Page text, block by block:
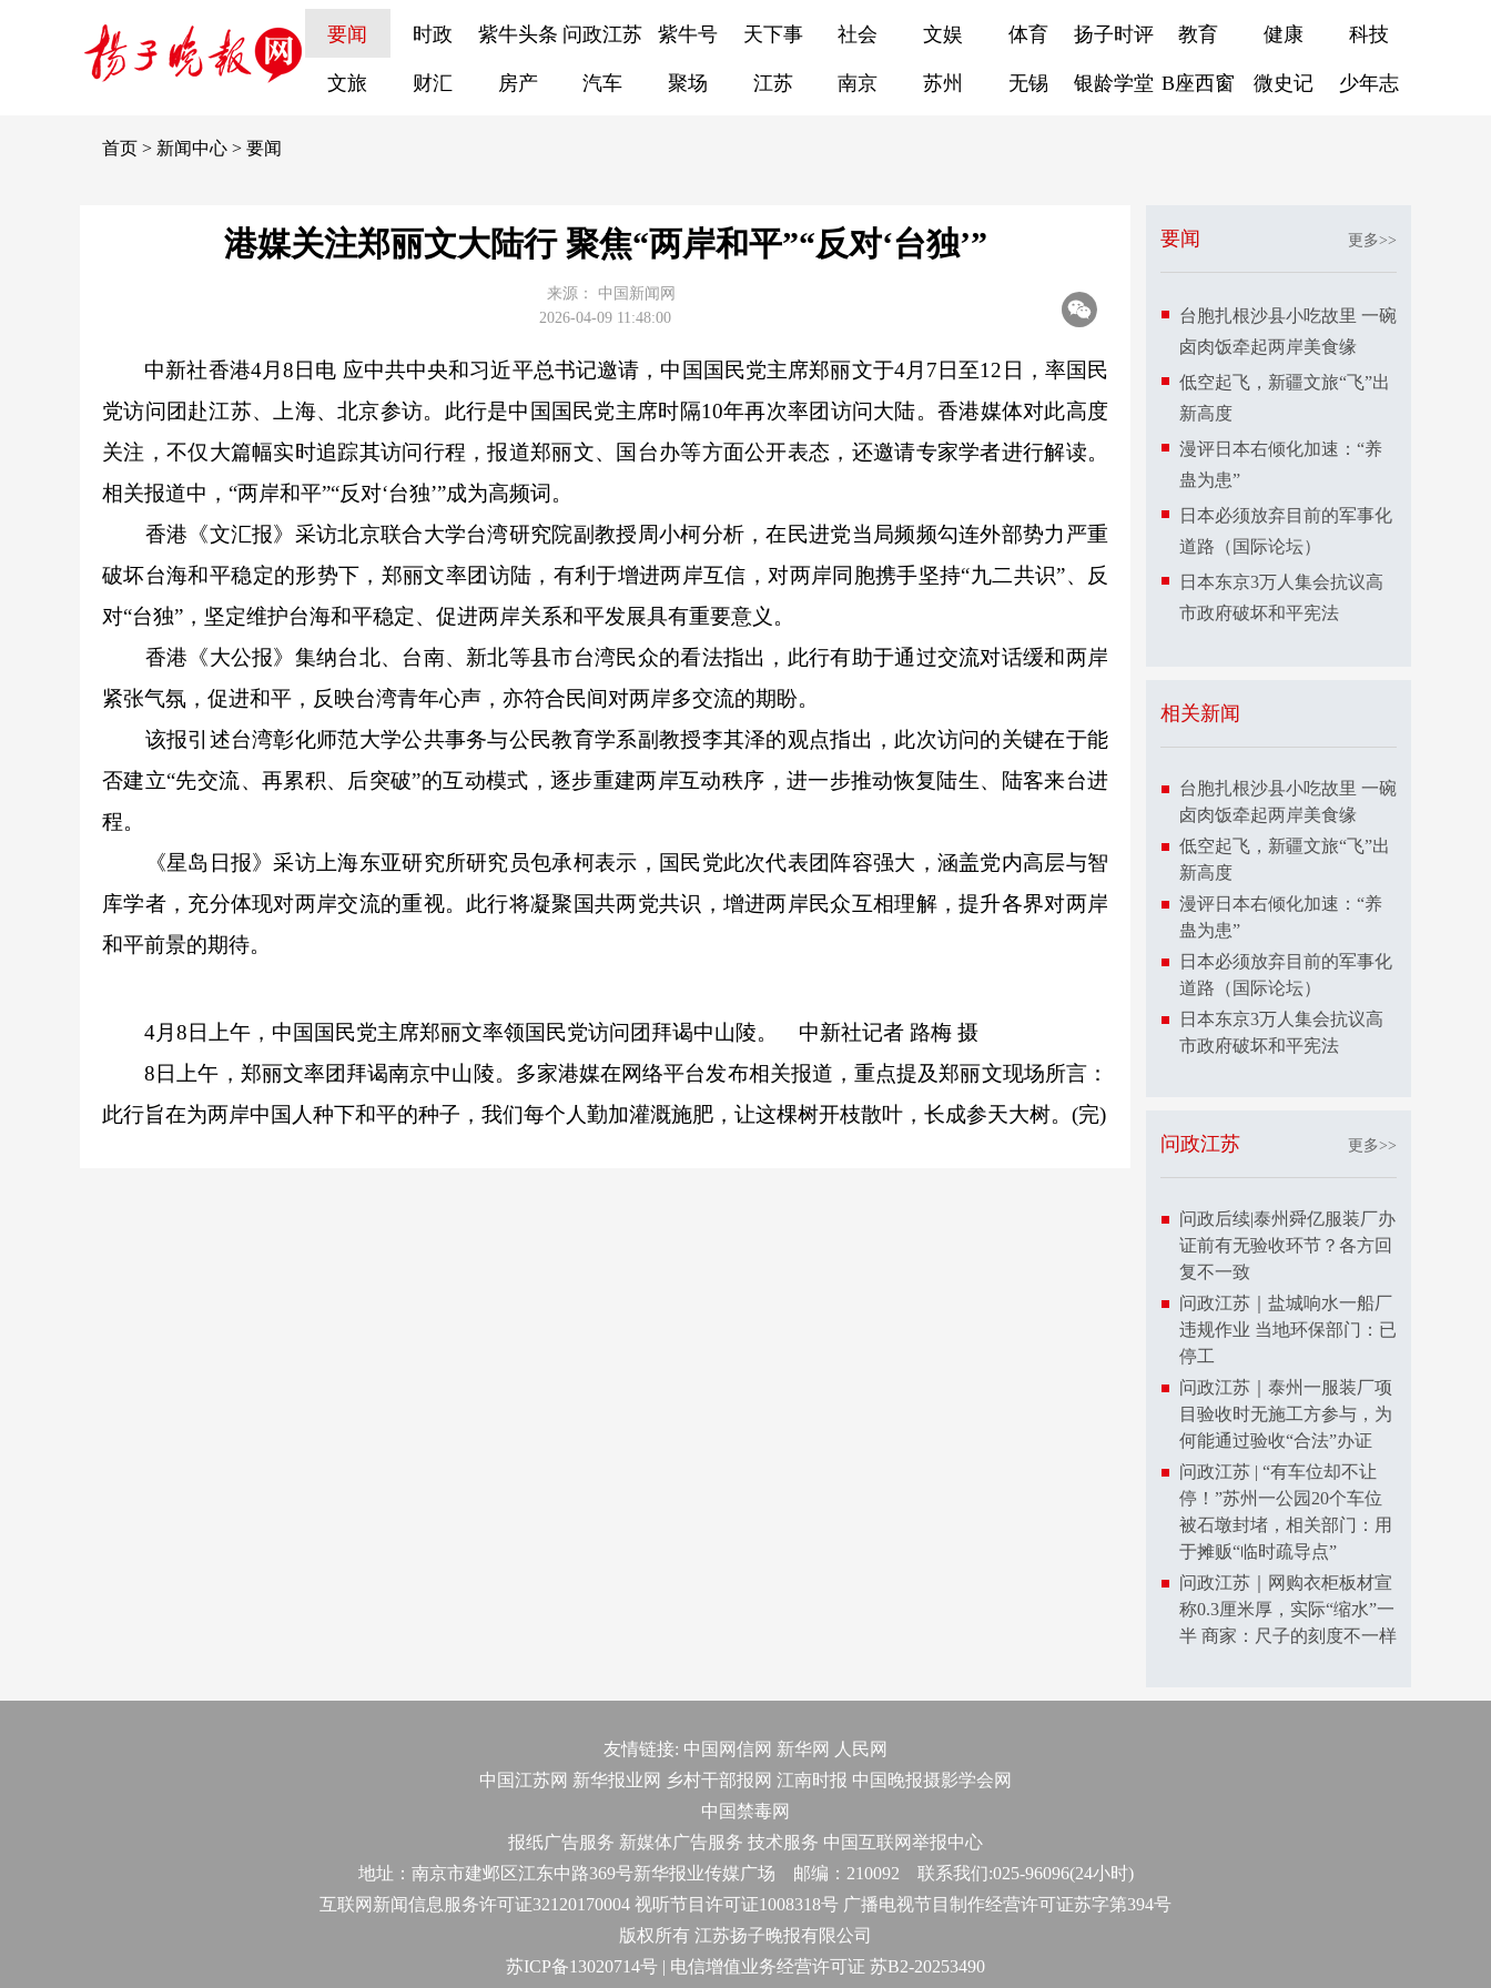
要闻 时政 紫牛头条 问政江苏 紫牛号 天下事 社会 文娱 体育 扬子时评 教育 健康 科技
文旅 财汇 房产 汽车 聚场 江苏 南京 苏州 无锡 银龄学堂 B座西窗 微史记 少年志
首页 > 新闻中心 > 要闻
港媒关注郑丽文大陆行 聚焦“两岸和平”“反对‘台独’”
来源：
中国新闻网
2026-04-09 11:48:00
中新社香港4月8日电 应中共中央和习近平总书记邀请，中国国民党主席郑丽文于4月7日至12日，率国民
党访问团赴江苏、上海、北京参访。此行是中国国民党主席时隔10年再次率团访问大陆。香港媒体对此高度
关注，不仅大篇幅实时追踪其访问行程，报道郑丽文、国台办等方面公开表态，还邀请专家学者进行解读。
相关报道中，“两岸和平”“反对‘台独’”成为高频词。
香港《文汇报》采访北京联合大学台湾研究院副教授周小柯分析，在民进党当局频频勾连外部势力严重
破坏台海和平稳定的形势下，郑丽文率团访陆，有利于增进两岸互信，对两岸同胞携手坚持“九二共识”、反
对“台独”，坚定维护台海和平稳定、促进两岸关系和平发展具有重要意义。
香港《大公报》集纳台北、台南、新北等县市台湾民众的看法指出，此行有助于通过交流对话缓和两岸
紧张气氛，促进和平，反映台湾青年心声，亦符合民间对两岸多交流的期盼。
该报引述台湾彰化师范大学公共事务与公民教育学系副教授李其泽的观点指出，此次访问的关键在于能
否建立“先交流、再累积、后突破”的互动模式，逐步重建两岸互动秩序，进一步推动恢复陆生、陆客来台进
程。
《星岛日报》采访上海东亚研究所研究员包承柯表示，国民党此次代表团阵容强大，涵盖党内高层与智
库学者，充分体现对两岸交流的重视。此行将凝聚国共两党共识，增进两岸民众互相理解，提升各界对两岸
和平前景的期待。
4月8日上午，中国国民党主席郑丽文率领国民党访问团拜谒中山陵。 中新社记者 路梅 摄
8日上午，郑丽文率团拜谒南京中山陵。多家港媒在网络平台发布相关报道，重点提及郑丽文现场所言：
此行旨在为两岸中国人种下和平的种子，我们每个人勤加灌溉施肥，让这棵树开枝散叶，长成参天大树。(完)
要闻 更多>>
台胞扎根沙县小吃故里 一碗
卤肉饭牵起两岸美食缘
低空起飞，新疆文旅“飞”出
新高度
漫评日本右倾化加速：“养
蛊为患”
日本必须放弃目前的军事化
道路（国际论坛）
日本东京3万人集会抗议高
市政府破坏和平宪法
相关新闻
台胞扎根沙县小吃故里 一碗
卤肉饭牵起两岸美食缘
低空起飞，新疆文旅“飞”出
新高度
漫评日本右倾化加速：“养
蛊为患”
日本必须放弃目前的军事化
道路（国际论坛）
日本东京3万人集会抗议高
市政府破坏和平宪法
问政江苏 更多>>
问政后续|泰州舜亿服装厂办
证前有无验收环节？各方回
复不一致
问政江苏｜盐城响水一船厂
违规作业 当地环保部门：已
停工
问政江苏｜泰州一服装厂项
目验收时无施工方参与，为
何能通过验收“合法”办证
问政江苏 | “有车位却不让
停！”苏州一公园20个车位
被石墩封堵，相关部门：用
于摊贩“临时疏导点”
问政江苏｜网购衣柜板材宣
称0.3厘米厚，实际“缩水”一
半 商家：尺子的刻度不一样
友情链接: 中国网信网 新华网
人民网
中国江苏网 新华报业网 乡村干部报网 江南时报 中国晚报摄影学会网
中国禁毒网
报纸广告服务 新媒体广告服务 技术服务 中国互联网举报中心
地址：南京市建邺区江东中路369号新华报业传媒广场 邮编：210092 联系我们:025-96096(24小时)
互联网新闻信息服务许可证32120170004 视听节目许可证1008318号 广播电视节目制作经营许可证苏字第394号
版权所有 江苏扬子晚报有限公司
苏ICP备13020714号 | 电信增值业务经营许可证 苏B2-20253490